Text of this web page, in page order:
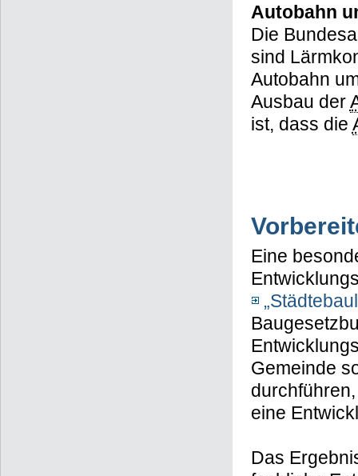
Autobahn
Die
sind
Autobahn
Ausbau der
ist, dass die
Eine
Gemeinde
eine
Das